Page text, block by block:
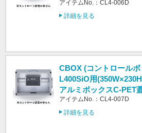
アイテムNo.：CL4-006D
詳細を見る
CBOX (コントロール
L400SiO用
アルミボックスC-PET
アイテムNo.：CL4-007D
詳細を見る